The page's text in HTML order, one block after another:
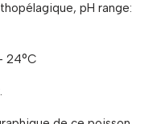
pH range:
24°C